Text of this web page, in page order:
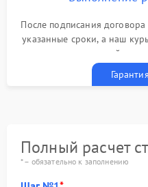
После подписания
указанные сроки, а наш
гарантийным
Полный расчет
* – обязательно к заполнению